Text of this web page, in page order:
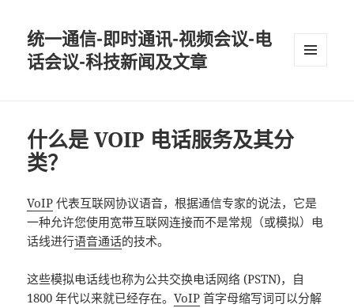
统一通信-即时通讯-视频会议-电
话会议-科技新闻及文章
什么是 VOIP 电话服务及其分
类？
VoIP 代表互联网协议语音，根据通信专家的说法，它是
一种允许您使用宽带互联网连接而不是常规（或模拟）电
话线进行语音通话的技术。
这些模拟电话线也称为公共交换电话网络 (PSTN)，自
1800 年代以来就已经存在。VoIP 首字母缩写词可以分解